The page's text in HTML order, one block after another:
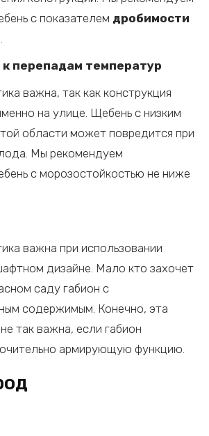
с показателем дробимости
к перепадам температур
важна, так как конструкция
на улице. Щебень с низким
области может повредится при
Мы рекомендуем
с морозостойкостью не ниже
важна при использовании
дизайне. Мало кто захочет
саду габион с
содержимым. Конечно, эта
так важна, если габион
армирующую функцию.